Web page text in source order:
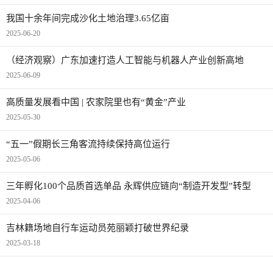
我国十余年间完成沙化土地治理3.65亿亩
2025-06-20
（经济观察）广东加速打造人工智能与机器人产业创新高地
2025-06-09
高质量发展看中国 | 农家院里也有“黄金”产业
2025-05-30
“五一”假期长三角客流持续保持高位运行
2025-05-06
三年孵化100个品质首选单品 永辉供应链向“制造开发型”转型
2025-04-06
吉林籍场地自行车运动员苑丽颖打破世界纪录
2025-03-18